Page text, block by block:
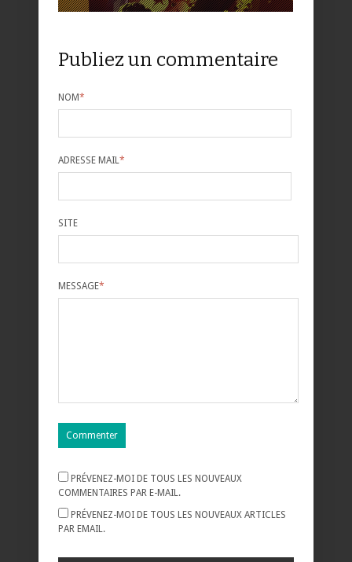
Publiez un commentaire
NOM*
ADRESSE MAIL*
SITE
MESSAGE*
PRÉVENEZ-MOI DE TOUS LES NOUVEAUX
COMMENTAIRES PAR E-MAIL.
PRÉVENEZ-MOI DE TOUS LES NOUVEAUX ARTICLES
PAR EMAIL.